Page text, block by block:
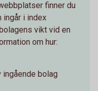
finner du
ingår i index
vikt vid en
om hur:
bolag